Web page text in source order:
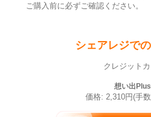
ご購入前に必ずご確認ください。
シェアレジで
クレジット
想い出
価格: 2,310円(手